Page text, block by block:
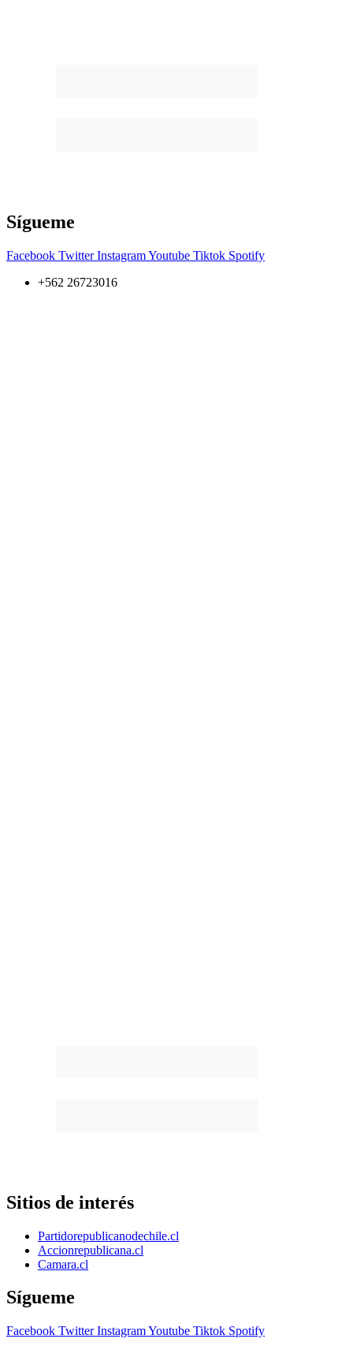
Sígueme
Facebook Twitter InstagramYoutube Tiktok Spotify
+562 26723016
Sitios de interés
Partidorepublicanodechile.cl
Accionrepublicana.cl
Camara.cl
Sígueme
Facebook Twitter InstagramYoutube Tiktok Spotify